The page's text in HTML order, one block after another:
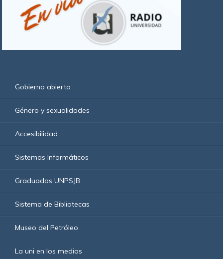
Gobierno abierto
Género y sexualidades
Accesibilidad
Sistemas Informáticos
Graduados UNPSJB
Sistema de Bibliotecas
Museo del Petróleo
La uni en los medios